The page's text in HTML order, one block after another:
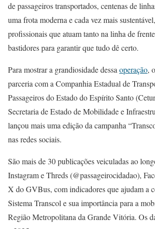
de passageiros transportados, centenas de
uma frota moderna e cada vez mais
profissionais que atuam tanto na linha de
bastidores para garantir que tudo dê certo.
Para mostrar a grandiosidade dessa operação,
parceria com a Companhia Estadual de
Passageiros do Estado do Espírito Santo
Secretaria de Estado de Mobilidade e
lançou mais uma edição da campanha
nas redes sociais.
São mais de 30 publicações veiculadas ao
Instagram e Threds (@passageirocidadao),
X do GVBus, com indicadores que ajudam a
Sistema Transcol e sua importância para a
Região Metropolitana da Grande Vitória. Os